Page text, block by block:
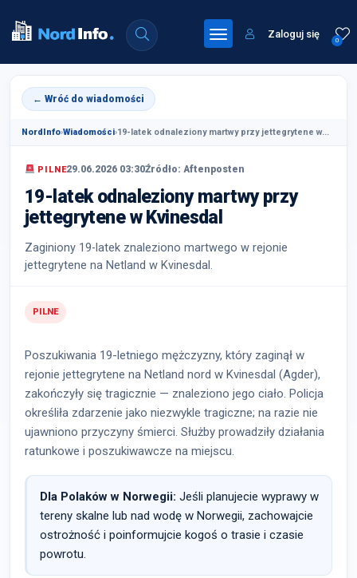
0
Zaloguj się
← Wróć do wiadomości
NordInfo›Wiadomości›19-latek odnaleziony martwy przy jettegrytene w...
PILNE29.06.2026 03:30Źródło: Aftenposten
19-latek odnaleziony martwy przy
jettegrytene w Kvinesdal
Zaginiony 19-latek znaleziono martwego w rejonie
jettegrytene na Netland w Kvinesdal.
PILNE
Poszukiwania 19-letniego mężczyzny, który zaginął w
rejonie jettegrytene na Netland nord w Kvinesdal (Agder),
zakończyły się tragicznie — znaleziono jego ciało. Policja
określiła zdarzenie jako niezwykle tragiczne; na razie nie
ujawniono przyczyny śmierci. Służby prowadziły działania
ratunkowe i poszukiwawcze na miejscu.
Dla Polaków w Norwegii: Jeśli planujecie wyprawy w
tereny skalne lub nad wodę w Norwegii, zachowajcie
ostrożność i poinformujcie kogoś o trasie i czasie
powrotu.